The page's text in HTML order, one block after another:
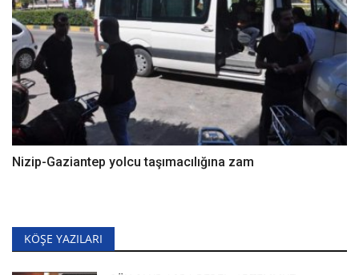
Nizip-Gaziantep yolcu taşımacılığına zam
KÖŞE YAZILARI